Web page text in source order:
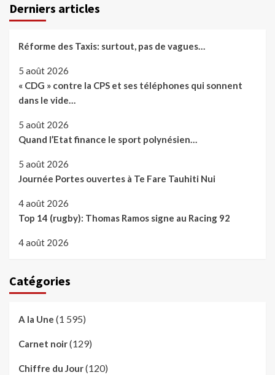
Derniers articles
Réforme des Taxis: surtout, pas de vagues…
5 août 2026
« CDG » contre la CPS et ses téléphones qui sonnent
dans le vide…
5 août 2026
Quand l’Etat finance le sport polynésien…
5 août 2026
Journée Portes ouvertes à Te Fare Tauhiti Nui
4 août 2026
Top 14 (rugby): Thomas Ramos signe au Racing 92
4 août 2026
Catégories
A la Une (1 595)
Carnet noir(129)
Chiffre du Jour(120)